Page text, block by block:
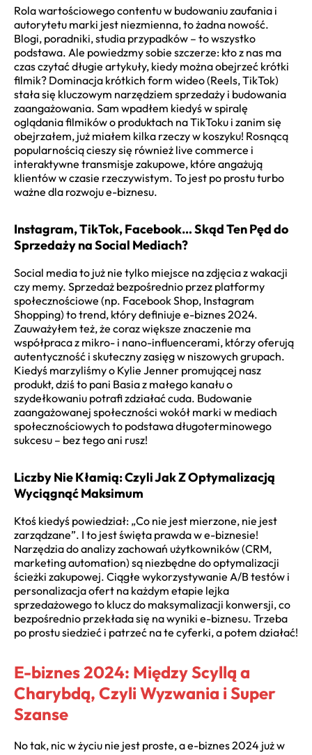
Rola wartościowego contentu w budowaniu zaufania i
autorytetu marki jest niezmienna, to żadna nowość.
Blogi, poradniki, studia przypadków – to wszystko
podstawa. Ale powiedzmy sobie szczerze: kto z nas ma
czas czytać długie artykuły, kiedy można obejrzeć krótki
filmik? Dominacja krótkich form wideo (Reels, TikTok)
stała się kluczowym narzędziem sprzedaży i budowania
zaangażowania. Sam wpadłem kiedyś w spiralę
oglądania filmików o produktach na TikToku i zanim się
obejrzałem, już miałem kilka rzeczy w koszyku! Rosnącą
popularnością cieszy się również live commerce i
interaktywne transmisje zakupowe, które angażują
klientów w czasie rzeczywistym. To jest po prostu turbo
ważne dla rozwoju e-biznesu.
Instagram, TikTok, Facebook… Skąd Ten Pęd do
Sprzedaży na Social Mediach?
Social media to już nie tylko miejsce na zdjęcia z wakacji
czy memy. Sprzedaż bezpośrednio przez platformy
społecznościowe (np. Facebook Shop, Instagram
Shopping) to trend, który definiuje e-biznes 2024.
Zauważyłem też, że coraz większe znaczenie ma
współpraca z mikro- i nano-influencerami, którzy oferują
autentyczność i skuteczny zasięg w niszowych grupach.
Kiedyś marzyliśmy o Kylie Jenner promującej nasz
produkt, dziś to pani Basia z małego kanału o
szydełkowaniu potrafi zdziałać cuda. Budowanie
zaangażowanej społeczności wokół marki w mediach
społecznościowych to podstawa długoterminowego
sukcesu – bez tego ani rusz!
Liczby Nie Kłamią: Czyli Jak Z Optymalizacją
Wyciągnąć Maksimum
Ktoś kiedyś powiedział: „Co nie jest mierzone, nie jest
zarządzane”. I to jest święta prawda w e-biznesie!
Narzędzia do analizy zachowań użytkowników (CRM,
marketing automation) są niezbędne do optymalizacji
ścieżki zakupowej. Ciągłe wykorzystywanie A/B testów i
personalizacja ofert na każdym etapie lejka
sprzedażowego to klucz do maksymalizacji konwersji, co
bezpośrednio przekłada się na wyniki e-biznesu. Trzeba
po prostu siedzieć i patrzeć na te cyferki, a potem działać!
E-biznes 2024: Między Scyllą a
Charybdą, Czyli Wyzwania i Super
Szanse
No tak, nic w życiu nie jest proste, ae-biznes 2024 już w